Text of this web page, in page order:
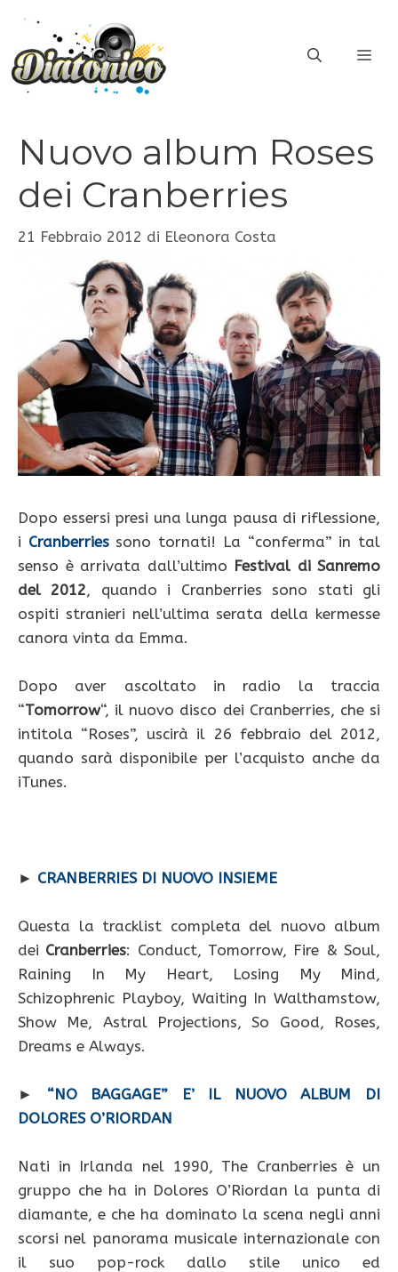
contenuto
Nuovo album Roses
dei Cranberries
21 Febbraio 2012 di Eleonora Costa
Dopo essersi presi una lunga pausa di riflessione,
i Cranberriessono tornati! La “conferma” in tal
senso è arrivata dall’ultimo Festival di Sanremo
del 2012, quando i Cranberries sono stati gli
ospiti stranieri nell’ultima serata della kermesse
canora vinta da Emma.
Dopo aver ascoltato in radio la traccia
“Tomorrow“, il nuovo disco dei Cranberries, che si
intitola “Roses”, uscirà il 26 febbraio del 2012,
quando sarà disponibile per l’acquisto anche da
iTunes.
► CRANBERRIES DI NUOVO INSIEME
Questa la tracklist completa del nuovo album
dei Cranberries: Conduct, Tomorrow, Fire & Soul,
Raining In My Heart, Losing My Mind,
Schizophrenic Playboy, Waiting In Walthamstow,
Show Me, Astral Projections, So Good, Roses,
Dreams e Always.
► “NO BAGGAGE” E’ IL NUOVO ALBUM DI
DOLORES O’RIORDAN
Nati in Irlanda nel 1990, The Cranberries è un
gruppo che ha in Dolores O’Riordan la punta di
diamante, e che ha dominato la scena negli anni
scorsi nel panorama musicale internazionale con
il suo pop-rock dallo stile unico ed